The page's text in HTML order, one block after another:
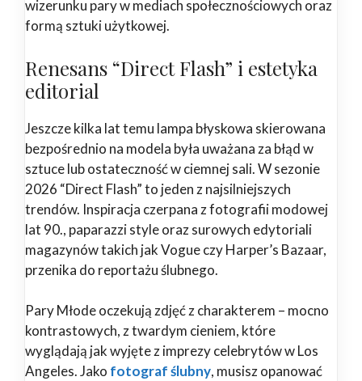
wizerunku pary w mediach społecznościowych oraz
formą sztuki użytkowej.
Renesans “Direct Flash” i estetyka
editorial
Jeszcze kilka lat temu lampa błyskowa skierowana
bezpośrednio na modela była uważana za błąd w
sztuce lub ostateczność w ciemnej sali. W sezonie
2026 “Direct Flash” to jeden z najsilniejszych
trendów. Inspiracja czerpana z fotografii modowej
lat 90., paparazzi style oraz surowych edytoriali
magazynów takich jak Vogue czy Harper’s Bazaar,
przenika do reportażu ślubnego.
Pary Młode oczekują zdjęć z charakterem – mocno
kontrastowych, z twardym cieniem, które
wyglądają jak wyjęte z imprezy celebrytów w Los
Angeles. Jako fotograf ślubny, musisz opanować